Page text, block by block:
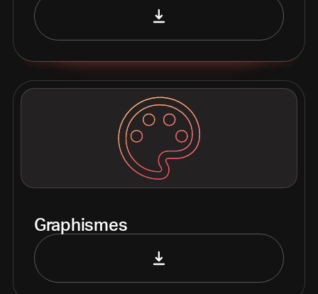
Graphismes